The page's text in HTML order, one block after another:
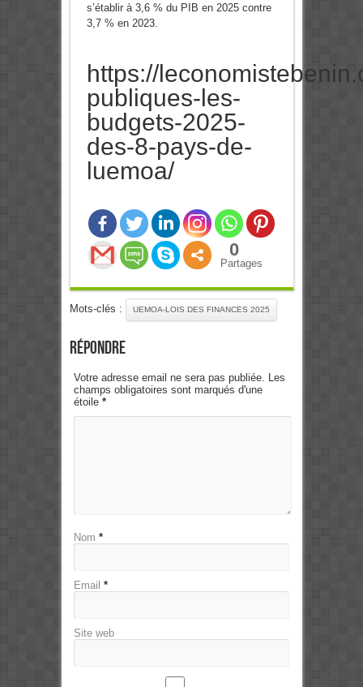
s’établir à 3,6 % du PIB en 2025 contre
3,7 % en 2023.
https://
publiques-les-
budgets-2025-
des-8-pays-de-
luemoa/
0
Partages
Mots-clés : UEMOA-LOIS DES FINANCES 2025
Répondre
Votre adresse email ne sera pas publiée. Les
champs obligatoires sont marqués d'une
étoile *
Nom *
Email *
Site web